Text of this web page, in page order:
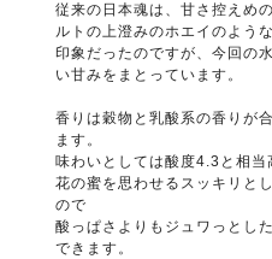
従来の日本魂は、甘さ控えめ
ルトの上澄みのホエイのような
印象だったのですが、今回の
い甘みをまとっています。
香りは穀物と乳酸系の香りが
ます。
味わいとしては酸度4.3と相当
花の蜜を思わせるスッキリと
ので
酸っぱさよりもジュワっとし
できます。